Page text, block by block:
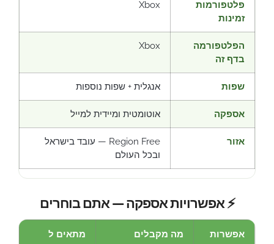
פלטפורמות
זמינות
Xbox
הפלטפורמה
בדף זה
Xbox
שפות אנגלית + שפות נוספות
אספקה אוטומטית ומיידית למייל
אזור
Region Free — עובד בישראל
ובכל העולם
⚡ אפשרויות אספקה — אתם בוחרים
אפשרות מה מקבלים מתאים ל